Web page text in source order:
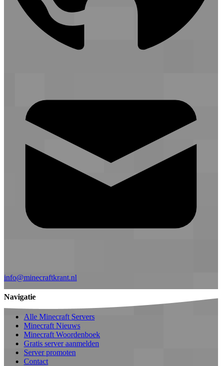
info@minecraftkrant.nl
Navigatie
Alle Minecraft Servers
Minecraft Nieuws
Minecraft Woordenboek
Gratis server aanmelden
Server promoten
Contact